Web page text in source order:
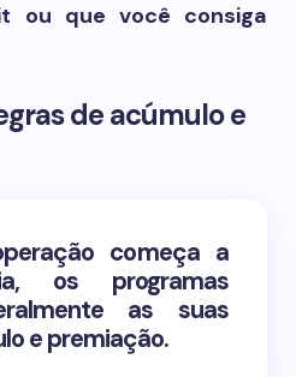
ou que você consiga
de acúmulo e
começa a
os programas
as suas
e premiação.